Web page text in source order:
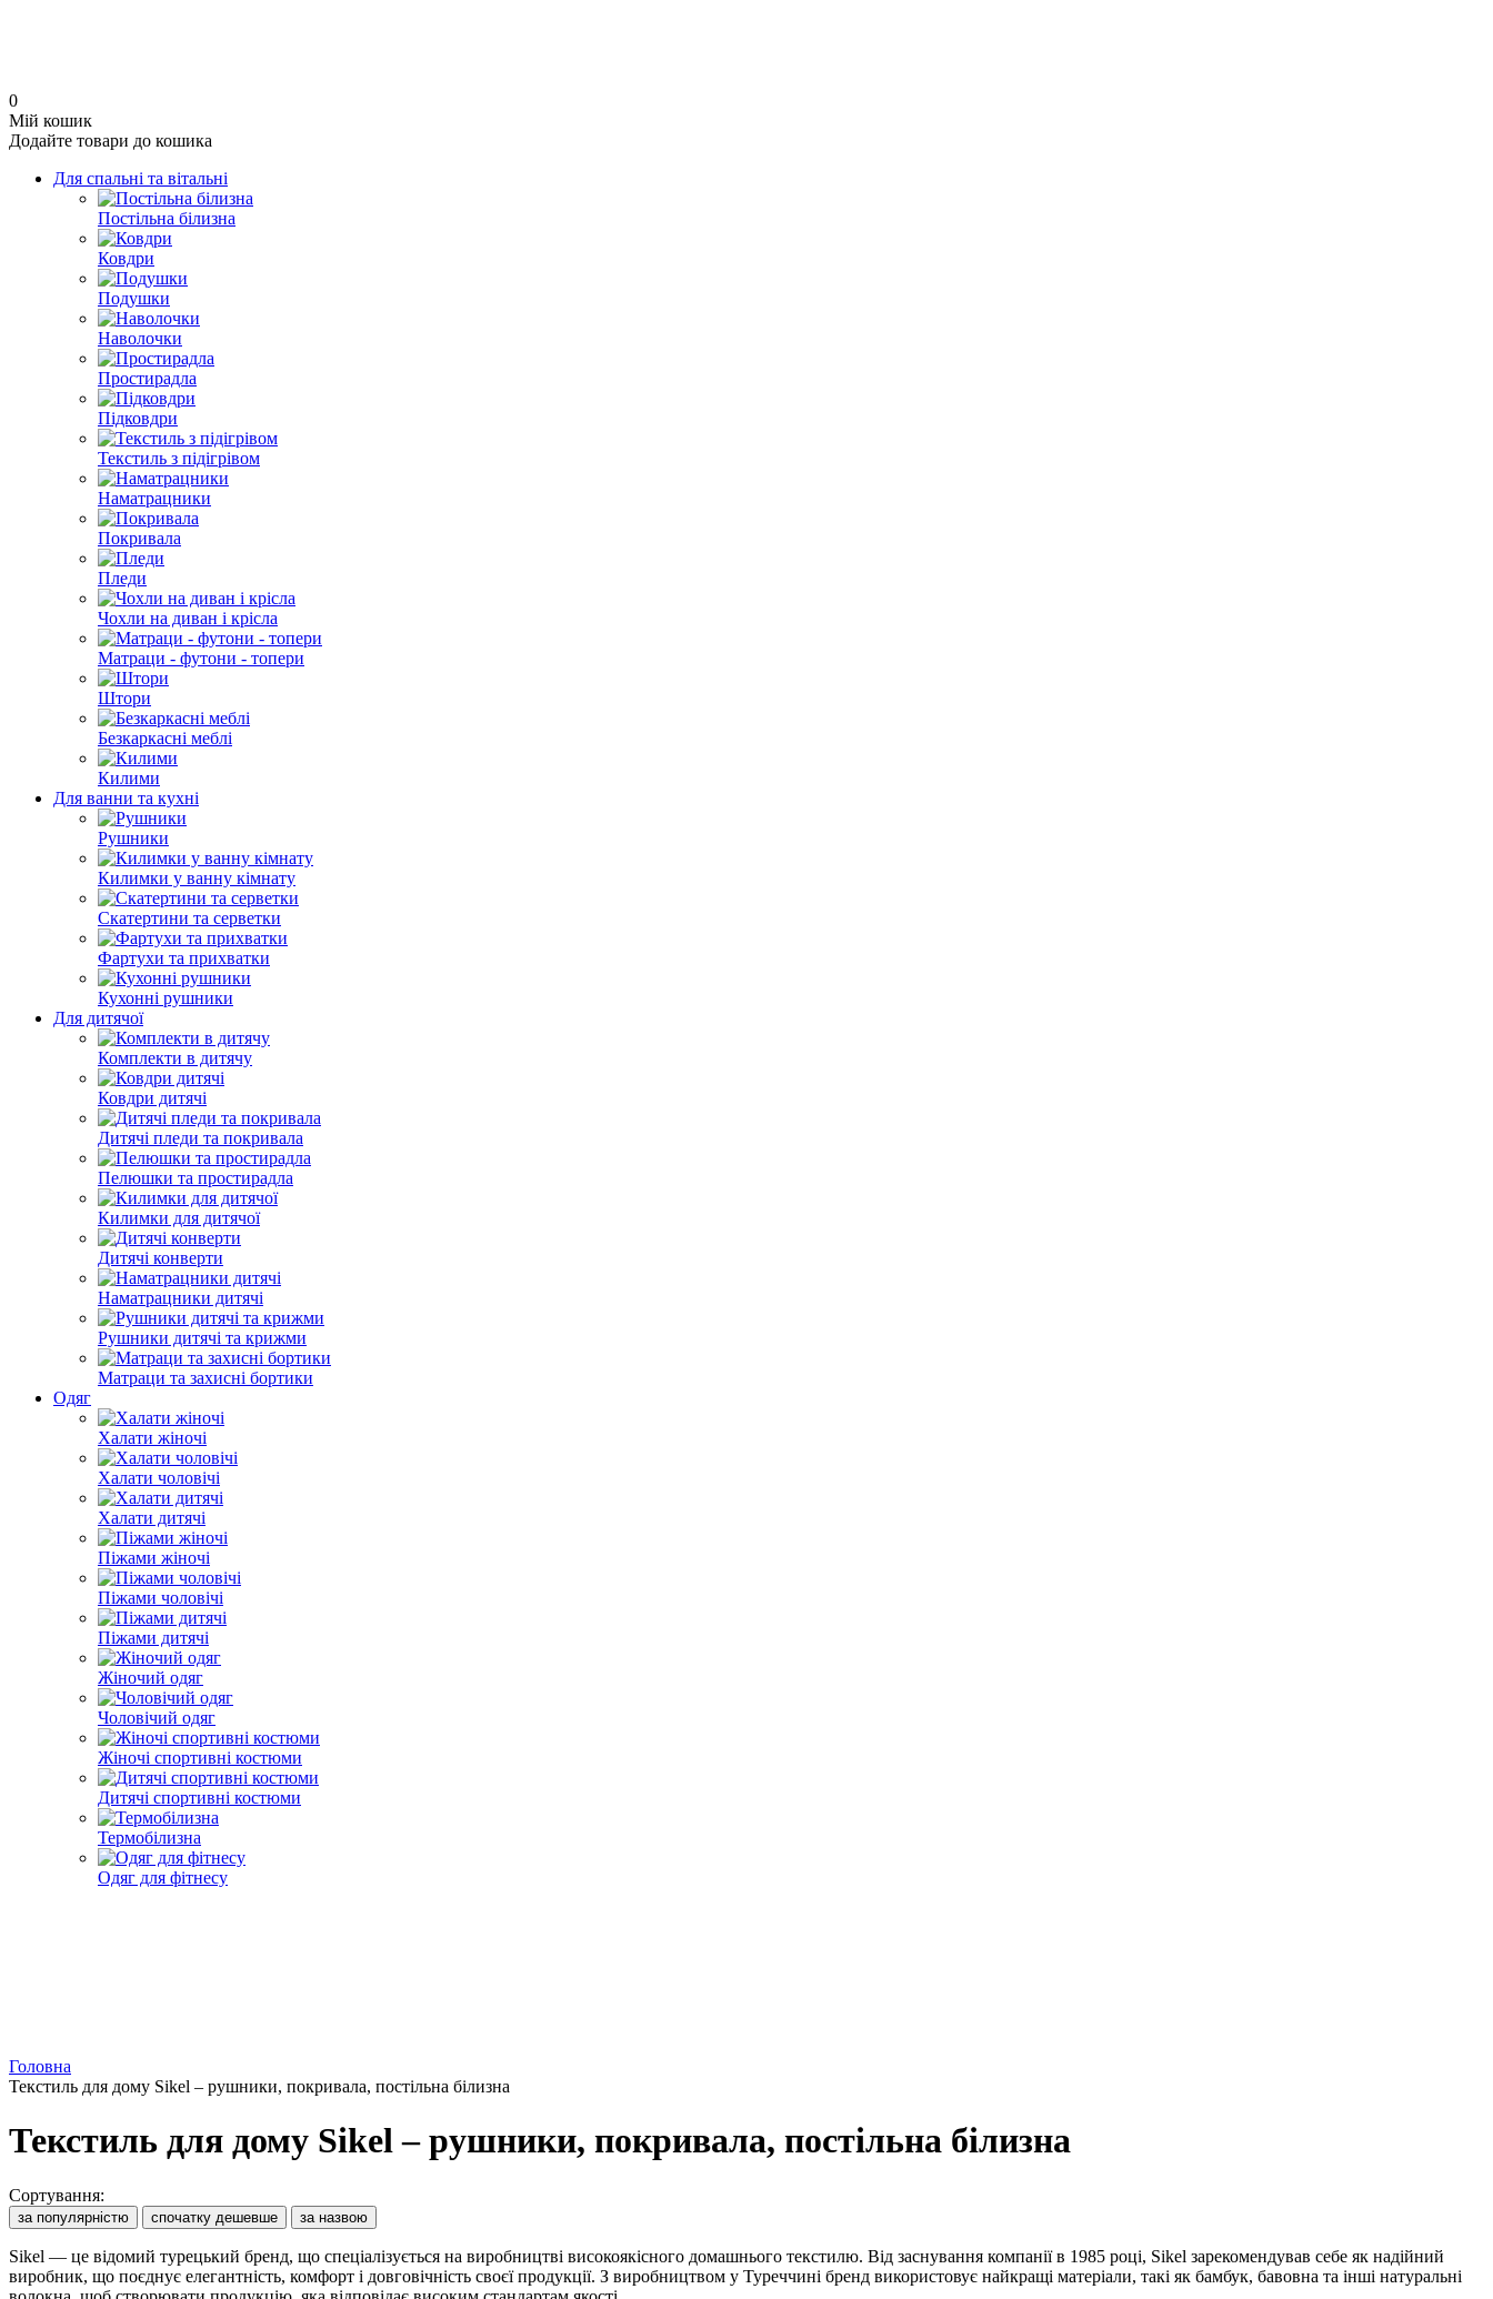
0
Мій кошик
Додайте товари до кошика
Для спальні та вітальні
Постільна білизна
Ковдри
Подушки
Наволочки
Простирадла
Підковдри
Текстиль з підігрівом
Наматрацники
Покривала
Пледи
Чохли на диван і крісла
Матраци - футони - топери
Штори
Безкаркасні меблі
Килими
Для ванни та кухні
Рушники
Килимки у ванну кімнату
Скатертини та серветки
Фартухи та прихватки
Кухонні рушники
Для дитячої
Комплекти в дитячу
Ковдри дитячі
Дитячі пледи та покривала
Пелюшки та простирадла
Килимки для дитячої
Дитячі конверти
Наматрацники дитячі
Рушники дитячі та крижми
Матраци та захисні бортики
Одяг
Халати жіночі
Халати чоловічі
Халати дитячі
Піжами жіночі
Піжами чоловічі
Піжами дитячі
Жіночий одяг
Чоловічий одяг
Жіночі спортивні костюми
Дитячі спортивні костюми
Термобілизна
Одяг для фітнесу
Головна
Текстиль для дому Sikel – рушники, покривала, постільна білизна
Текстиль для дому Sikel – рушники, покривала, постільна білизна
Сортування:
за популярністю спочатку дешевше за назвою
Sikel — це відомий турецький бренд, що спеціалізується на виробництві високоякісного домашнього текстилю. Від заснування компанії в 1985 році, Sikel зарекомендував себе як надійний
виробник, що поєднує елегантність, комфорт і довговічність своєї продукції. З виробництвом у Туреччині бренд використовує найкращі матеріали, такі як бамбук, бавовна та інші натуральні